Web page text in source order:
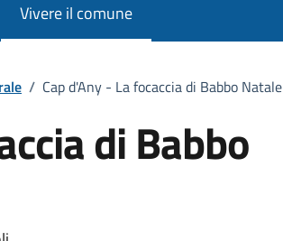
Vivere il comune
/ Cap d'Any - La focaccia di Babbo Natale
di Babbo